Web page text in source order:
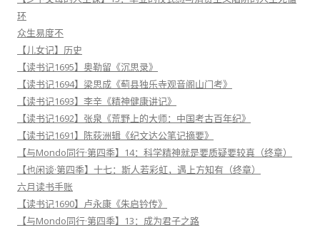
环
众生易度不
【儿女记】历史
【读书记1695】奥勒留《沉思录》
【读书记1694】梁思成《蓟县独乐寺观音阁山门考》
【读书记1693】李辛《精神健康讲记》
【读书记1692】张泉《荒野上的大师：中国考古百年纪》
【读书记1691】陈荻洲辑《纪文达公笔记摘要》
【与Mondo同行·第四季】14：科学精神就是要质疑要较真（终章）
【也闲谈·第四季】十七：斯人若彩虹，遇上方知有（终章）
六月读书手账
【读书记1690】卢永康《朱启钤传》
【与Mondo同行·第四季】13：成为君子之路